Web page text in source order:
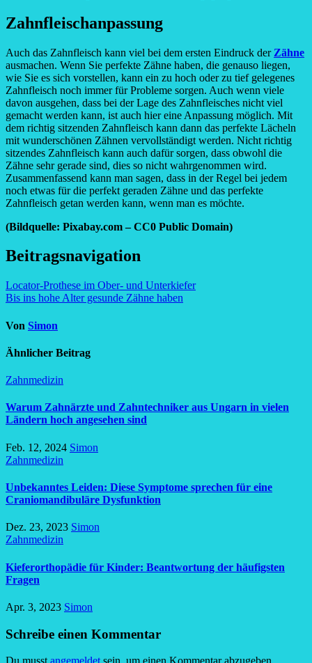
Zahnfleischanpassung
Auch das Zahnfleisch kann viel bei dem ersten Eindruck der Zähne
ausmachen. Wenn Sie perfekte Zähne haben, die genauso liegen,
wie Sie es sich vorstellen, kann ein zu hoch oder zu tief gelegenes
Zahnfleisch noch immer für Probleme sorgen. Auch wenn viele
davon ausgehen, dass bei der Lage des Zahnfleisches nicht viel
gemacht werden kann, ist auch hier eine Anpassung möglich. Mit
dem richtig sitzenden Zahnfleisch kann dann das perfekte Lächeln
mit wunderschönen Zähnen vervollständigt werden. Nicht richtig
sitzendes Zahnfleisch kann auch dafür sorgen, dass obwohl die
Zähne sehr gerade sind, dies so nicht wahrgenommen wird.
Zusammenfassend kann man sagen, dass in der Regel bei jedem
noch etwas für die perfekt geraden Zähne und das perfekte
Zahnfleisch getan werden kann, wenn man es möchte.
(Bildquelle: Pixabay.com – CC0 Public Domain)
Beitragsnavigation
Locator-Prothese im Ober- und Unterkiefer
Bis ins hohe Alter gesunde Zähne haben
Von Simon
Ähnlicher Beitrag
Zahnmedizin
Warum Zahnärzte und Zahntechniker aus Ungarn in vielen
Ländern hoch angesehen sind
Feb. 12, 2024 Simon
Zahnmedizin
Unbekanntes Leiden: Diese Symptome sprechen für eine
Craniomandibuläre Dysfunktion
Dez. 23, 2023 Simon
Zahnmedizin
Kieferorthopädie für Kinder: Beantwortung der häufigsten
Fragen
Apr. 3, 2023 Simon
Schreibe einen Kommentar